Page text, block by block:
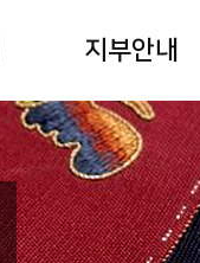
지부안내